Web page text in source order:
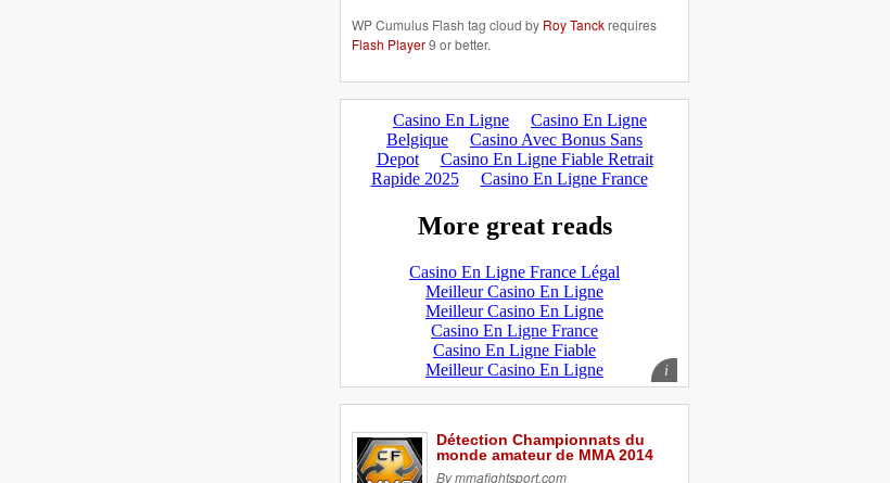
WP Cumulus Flash tag cloud by Roy Tanckrequires
Flash Player9 or better.
Détection Championnats du
monde amateur de MMA 2014
By mmafightsport.com